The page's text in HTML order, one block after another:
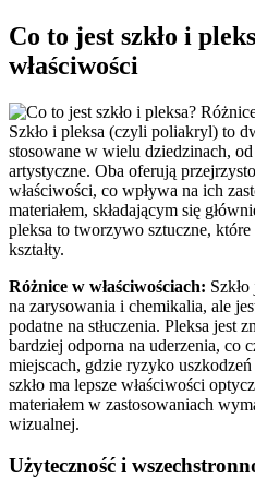
Co to jest szkło i
właściwości
Szkło i pleksa (czyli poliakryl) to
stosowane w wielu dziedzinach,
artystyczne. Oba oferują
właściwości, co wpływa na ich
materiałem, składającym się
pleksa to tworzywo sztuczne,
kształty.
Różnice w właściwościach:
na zarysowania i chemikalia, ale
podatne na stłuczenia. Pleksa jest
bardziej odporna na uderzenia, co
miejscach, gdzie ryzyko
szkło ma lepsze właściwości
materiałem w zastosowaniach
wizualnej.
Użyteczność i